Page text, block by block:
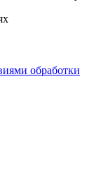
обработки